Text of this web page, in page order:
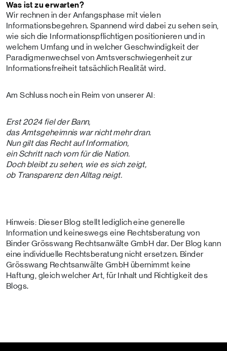
Was ist zu erwarten?
Wir rechnen in der Anfangsphase mit vielen
Informationsbegehren. Spannend wird dabei zu sehen sein,
wie sich die Informationspflichtigen positionieren und in
welchem Umfang und in welcher Geschwindigkeit der
Paradigmenwechsel von Amtsverschwiegenheit zur
Informationsfreiheit tatsächlich Realität wird.
Am Schluss noch ein Reim von unserer AI:
Erst 2024 fiel der Bann,
das Amtsgeheimnis war nicht mehr dran.
Nun gilt das Recht auf Information,
ein Schritt nach vorn für die Nation.
Doch bleibt zu sehen, wie es sich zeigt,
ob Transparenz den Alltag neigt.
Hinweis: Dieser Blog stellt lediglich eine generelle
Information und keineswegs eine Rechtsberatung von
Binder Grösswang Rechtsanwälte GmbH dar. Der Blog kann
eine individuelle Rechtsberatung nicht ersetzen. Binder
Grösswang Rechtsanwälte GmbH übernimmt keine
Haftung, gleich welcher Art, für Inhalt und Richtigkeit des
Blogs.